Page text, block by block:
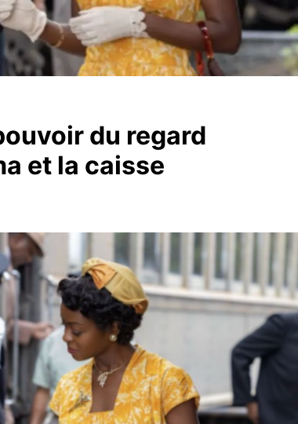
du regard
et la caisse